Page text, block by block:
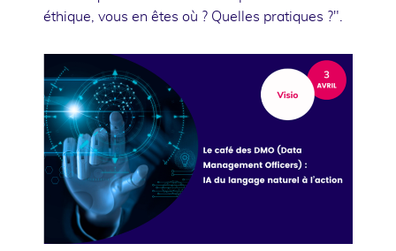
éthique, vous en êtes où ? Quelles pratiques ?".